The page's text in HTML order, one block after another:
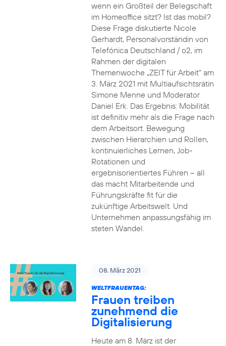
wenn ein Großteil der Belegschaft
im Homeoffice sitzt? Ist das mobil?
Diese Frage diskutierte Nicole
Gerhardt, Personalvorständin von
Telefónica Deutschland / o2, im
Rahmen der digitalen
Themenwoche „ZEIT für Arbeit“ am
3. März 2021 mit Multiaufsichtsrätin
Simone Menne und Moderator
Daniel Erk. Das Ergebnis: Mobilität
ist definitiv mehr als die Frage nach
dem Arbeitsort. Bewegung
zwischen Hierarchien und Rollen,
kontinuierliches Lernen, Job-
Rotationen und
ergebnisorientiertes Führen – all
das macht Mitarbeitende und
Führungskräfte fit für die
zukünftige Arbeitswelt. Und
Unternehmen anpassungsfähig im
steten Wandel.
08. März 2021
WELTFRAUENTAG:
Frauen treiben
zunehmend die
Digitalisierung
Heute am 8. März ist der